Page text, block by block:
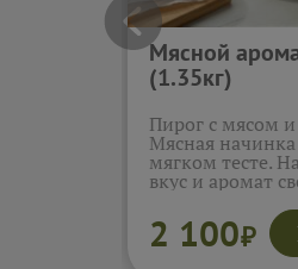
Мясной
(1.35кг)
Пирог с мясом
Мясная
мягком тесте.
вкус и аромат
2 100₽